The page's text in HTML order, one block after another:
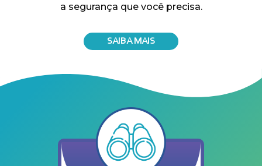
a segurança que você precisa.
SAIBA MAIS